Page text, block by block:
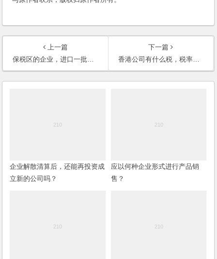
上一篇
保税区的企业，进口一批农药属于是商务部82号文限制类，是否可以继续进行加工贸易及获得出口退税？
下一篇
香港公司有什么税，税率如何？
企业解散清算后，还能再投资成
立新的公司吗？
应以何种企业形式进行产品销
售？